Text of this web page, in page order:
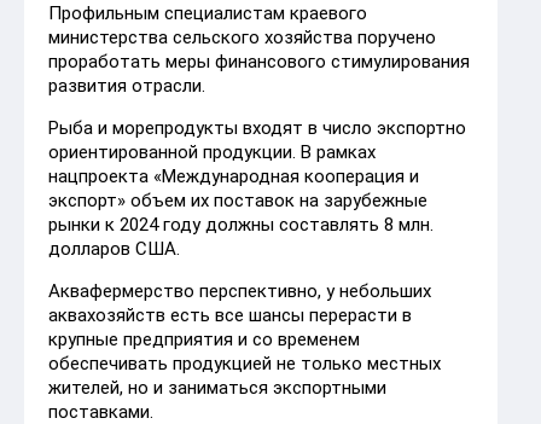
Профильным специалистам краевого
министерства сельского хозяйства поручено
проработать меры финансового стимулирования
развития отрасли.
Рыба и морепродукты входят в число экспортно
ориентированной продукции. В рамках
нацпроекта «Международная кооперация и
экспорт» объем их поставок на зарубежные
рынки к 2024 году должны составлять 8 млн.
долларов США.
Аквафермерство перспективно, у небольших
аквахозяйств есть все шансы перерасти в
крупные предприятия и со временем
обеспечивать продукцией не только местных
жителей, но и заниматься экспортными
поставками.